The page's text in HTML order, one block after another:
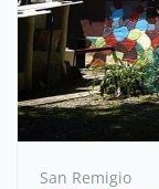
San Remigio